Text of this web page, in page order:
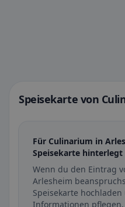
Speisekarte von
Für Culinarium in
Speisekarte hinterlegt
Wenn du den Eintrag
Arlesheim
Speisekarte
Informationen pflegen.